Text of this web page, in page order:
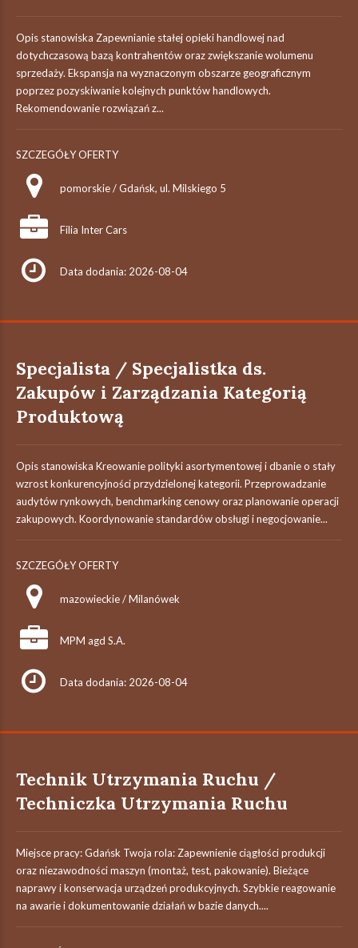
Opis stanowiska Zapewnianie stałej opieki handlowej nad
dotychczasową bazą kontrahentów oraz zwiększanie wolumenu
sprzedaży. Ekspansja na wyznaczonym obszarze geograficznym
poprzez pozyskiwanie kolejnych punktów handlowych.
Rekomendowanie rozwiązań z...
SZCZEGÓŁY OFERTY
pomorskie / Gdańsk, ul. Milskiego 5
Filia Inter Cars
Data dodania: 2026-08-04
Specjalista / Specjalistka ds.
Zakupów i Zarządzania Kategorią
Produktową
Opis stanowiska Kreowanie polityki asortymentowej i dbanie o stały
wzrost konkurencyjności przydzielonej kategorii. Przeprowadzanie
audytów rynkowych, benchmarking cenowy oraz planowanie operacji
zakupowych. Koordynowanie standardów obsługi i negocjowanie...
SZCZEGÓŁY OFERTY
mazowieckie / Milanówek
MPM agd S.A.
Data dodania: 2026-08-04
Technik Utrzymania Ruchu /
Techniczka Utrzymania Ruchu
Miejsce pracy: Gdańsk Twoja rola: Zapewnienie ciągłości produkcji
oraz niezawodności maszyn (montaż, test, pakowanie). Bieżące
naprawy i konserwacja urządzeń produkcyjnych. Szybkie reagowanie
na awarie i dokumentowanie działań w bazie danych....